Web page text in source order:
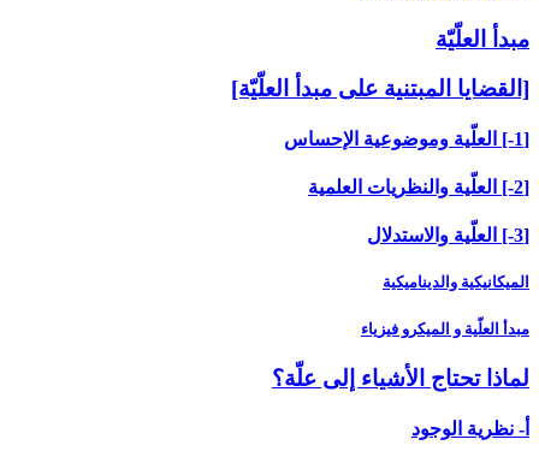
مبدأ العلّيّة
[القضايا المبتنية على مبدأ العلّيّة]
[1-] العلّية وموضوعية الإحساس
[2-] العلّية والنظريات العلمية
[3-] العلّية والاستدلال
الميكانيكية والديناميكية
مبدأ العلّية و الميكرو فيزياء
لماذا تحتاج الأشياء إلى علّة؟
أ- نظرية الوجود